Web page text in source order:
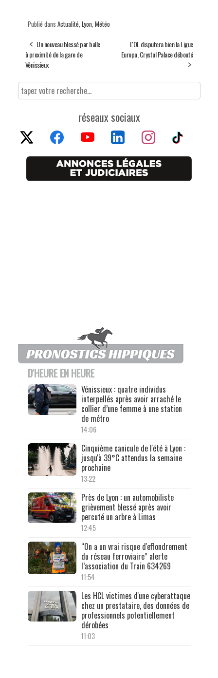
Publié dans Actualité, Lyon, Météo
Un nouveau blessé par balle
à proximité de la gare de
Vénissieux
L'OL disputera bien la Ligue
Europa, Crystal Palace débouté
réseaux sociaux
D'HEURE EN HEURE
Vénissieux : quatre individus
interpellés après avoir arraché le
collier d’une femme à une station
de métro
14:06
Cinquième canicule de l'été à Lyon :
jusqu'à 39°C attendus la semaine
prochaine
13:22
Près de Lyon : un automobiliste
grièvement blessé après avoir
percuté un arbre à Limas
12:45
“On a un vrai risque d'effondrement
du réseau ferroviaire” alerte
l’association du Train 634269
11:54
Les HCL victimes d'une cyberattaque
chez un prestataire, des données de
professionnels potentiellement
dérobées
11:03